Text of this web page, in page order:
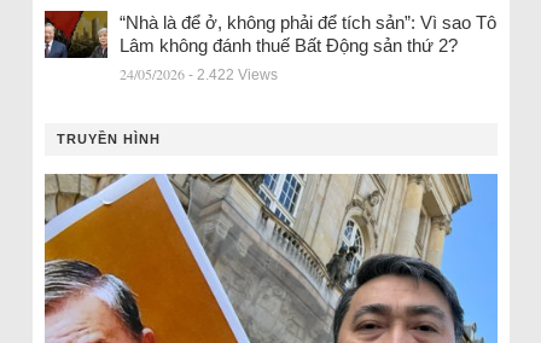
“Nhà là để ở, không phải để tích sản”: Vì sao Tô
Lâm không đánh thuế Bất Động sản thứ 2?
24/05/2026 - 2.422 Views
TRUYỀN HÌNH